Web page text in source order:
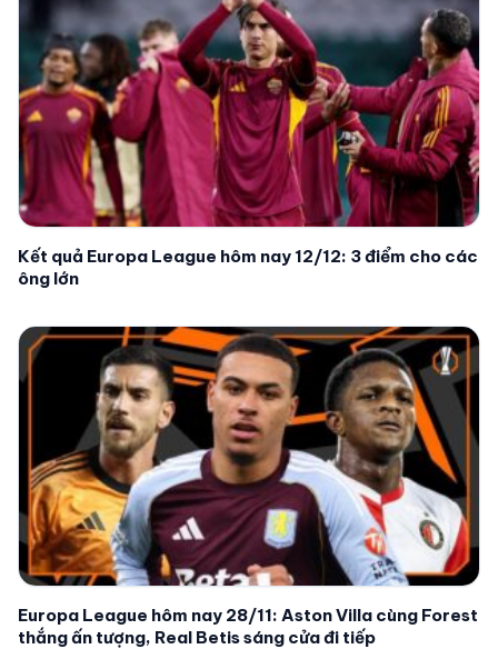
Kết quả Europa League hôm nay 12/12: 3 điểm cho các
ông lớn
Europa League hôm nay 28/11: Aston Villa cùng Forest
thắng ấn tượng, Real Betis sáng cửa đi tiếp